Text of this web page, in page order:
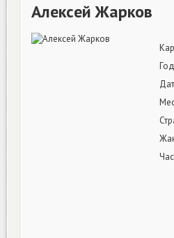
Алексей Жарков